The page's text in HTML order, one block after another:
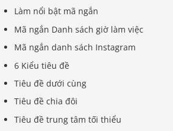
Làm nổi bật mã ngắn
Mã ngắn Danh sách giờ làm việc
Mã ngắn danh sách Instagram
6 Kiểu tiêu đề
Tiêu đề dưới cùng
Tiêu đề chia đôi
Tiêu đề trung tâm tối thiểu